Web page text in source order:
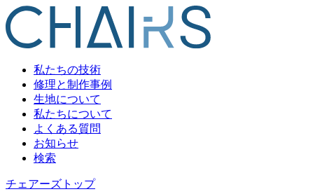
私たちの技術
修理と制作事例
生地について
私たちについて
よくある質問
お知らせ
検索
チェアーズトップ